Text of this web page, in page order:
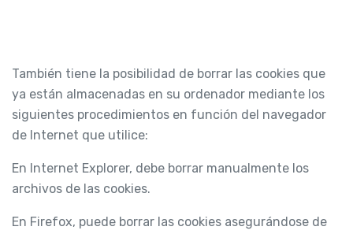
También tiene la posibilidad de borrar las cookies que
ya están almacenadas en su ordenador mediante los
siguientes procedimientos en función del navegador
de Internet que utilice:
En Internet Explorer, debe borrar manualmente los
archivos de las cookies.
En Firefox, puede borrar las cookies asegurándose de